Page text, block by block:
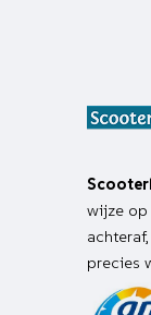
wijze op
precies